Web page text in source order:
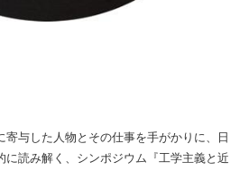
与した人物とその仕事を手がかりに、日
に読み解く、シンポジウム『工学主義と近